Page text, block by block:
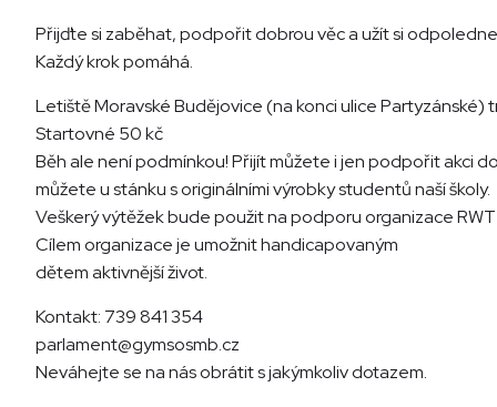
Přijďte si zaběhat, podpořit dobrou věc a užít si
Každý krok pomáhá.
Letiště Moravské Budějovice (na konci ulice Partyzánské)
Startovné 50 kč
Běh ale není podmínkou! Přijít můžete i jen podpořit akci
můžete u stánku s originálními výrobky studentů naší školy.
Veškerý výtěžek bude použit na podporu organizace
Cílem organizace je umožnit handicapovaným
dětem aktivnější život.
Kontakt: 739 841 354
parlament@gymsosmb.cz
Neváhejte se na nás obrátit s jakýmkoliv dotazem.